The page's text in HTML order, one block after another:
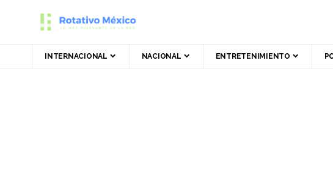
INTERNACIONAL NACIONAL ENTRETENIMIENTO